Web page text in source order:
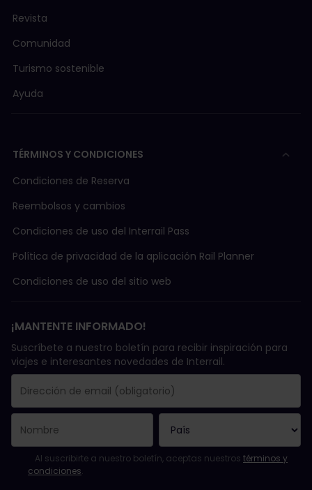
Revista
Comunidad
Turismo sostenible
Ayuda
TÉRMINOS Y CONDICIONES
Condiciones de Reserva
Reembolsos y cambios
Condiciones de uso del Interrail Pass
Política de privacidad de la aplicación Rail Planner
Condiciones de uso del sitio web
¡MANTENTE INFORMADO!
Suscríbete a nuestro boletín para recibir inspiración para
viajes e interesantes novedades de Interrail.
Se suscribió con éxito.
El campo de dirección de email es obligatorio.
La dirección de email no es válida.
Ha habido un fallo al suscribirte al boletín. Vuelve a intentarlo
¡Ya te has suscrito a este boletín!
Acepta los términos y condiciones para suscribirte al boletín
Al suscribirte a nuestro boletín, aceptas nuestros términos y
condiciones.